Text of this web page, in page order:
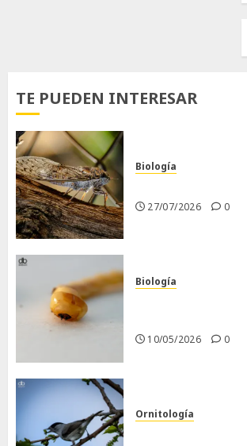
TE PUEDEN INTERESAR
Biología
27/07/2026 0
Biología
10/05/2026 0
Ornitología